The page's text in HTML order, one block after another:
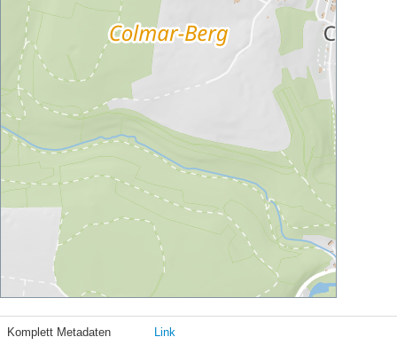
Komplett Metadaten Link